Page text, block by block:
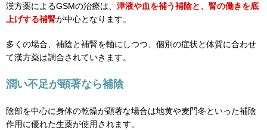
漢方薬によるGSMの治療は、 津液や血を補う補陰と、腎の働きを底
上げする補腎が中心となります。
多くの場合、補陰と補腎を軸にしつつ、個別の症状と体質に合わせ
て漢方薬は調合されていきます。
潤い不足が顕著なら補陰
陰部を中心に身体の乾燥が顕著な場合は地黄や麦門冬といった補陰
作用に優れた生薬が使用されます。